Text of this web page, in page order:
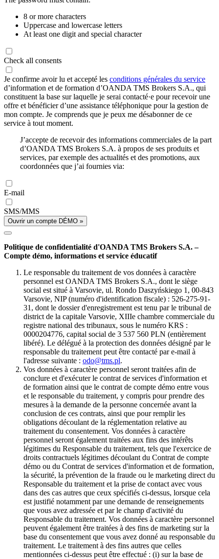
8 or more characters
Uppercase and lowercase letters
At least one digit and special character
Check all consents
Je confirme avoir lu et accepté les conditions générales du service
d’information et de formation d’OANDA TMS Brokers S.A., qui
constituent la base sur laquelle je serai contacté·e pour recevoir une
offre et bénéficier d’une assistance téléphonique pour la gestion de
mon compte. Je comprends que je peux me désabonner de ce
service à tout moment.
J’accepte de recevoir des informations commerciales de la part
d’OANDA TMS Brokers S.A. à propos de ses produits et
services, par exemple des actualités et des promotions, aux
coordonnées que j’ai fournies via:
E-mail
SMS/MMS
Ouvrir un compte DÉMO »
Politique de confidentialité d'OANDA TMS Brokers S.A. –
Compte démo, informations et service éducatif
Le responsable du traitement de vos données à caractère
personnel est OANDA TMS Brokers S.A., dont le siège
social est situé à Varsovie, ul. Rondo Daszyńskiego 1, 00-843
Varsovie, NIP (numéro d'identification fiscale) : 526-275-91-
31, dont le dossier d'enregistrement est tenu par le tribunal de
district de la capitale Varsovie, XIIIe chambre commerciale du
registre national des tribunaux, sous le numéro KRS :
0000204776, capital social de 3 537 560 PLN (entièrement
libéré). Le délégué à la protection des données désigné par le
responsable du traitement peut être contacté par e-mail à
l'adresse suivante : odo@tms.pl.
Vos données à caractère personnel seront traitées afin de
conclure et d'exécuter le contrat de services d'information et
de formation ainsi que le contrat de compte démo entre vous
et le responsable du traitement, y compris pour prendre des
mesures à la demande de la personne concernée avant la
conclusion de ces contrats, ainsi que pour remplir les
obligations découlant de la réglementation relative au
traitement du consentement. Vos données à caractère
personnel seront également traitées aux fins des intérêts
légitimes du Responsable du traitement, tels que l'exercice de
droits contractuels légitimes découlant du Contrat de compte
démo ou du Contrat de services d'information et de formation,
la sécurité, la prévention de la fraude ou le marketing direct du
Responsable du traitement et la prise de contact avec vous
dans des cas autres que ceux spécifiés ci-dessus, lorsque cela
est justifié notamment par une demande de renseignements
que vous avez adressée et par le champ d'activité du
Responsable du traitement. Vos données à caractère personnel
peuvent également être traitées à des fins de marketing sur la
base du consentement que vous avez donné au responsable du
traitement. Le traitement à des fins autres que celles
mentionnées ci-dessus peut être effectué : (i) sur la base de